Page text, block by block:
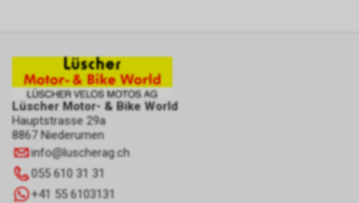
Lüscher Motor- & Bike World
Hauptstrasse 29a
8867 Niederurnen
info@luscherag.ch
055 610 31 31
+41 55 6103131